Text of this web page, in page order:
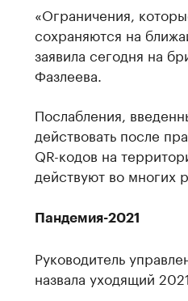
«Ограничения,
сохраняются на
заявила сегодня на
Фазлеева.
Послабления,
действовать после
QR-кодов на
действуют во многих
Пандемия-2021
Руководитель
назвала уходящий